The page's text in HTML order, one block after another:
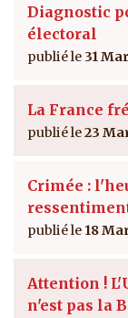
Diagnostic
électoral
31
La France
23
Crimée :
18
Attention !
n'est pas la